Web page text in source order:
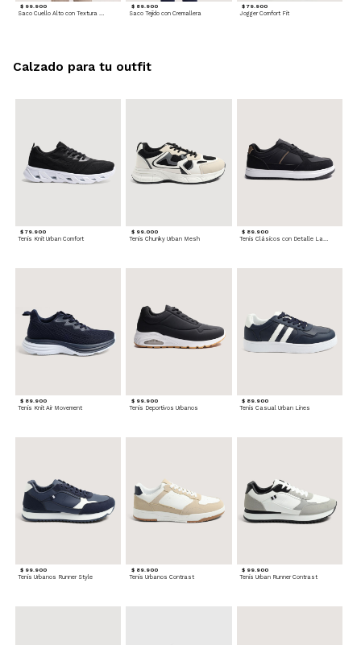
$ 99.900
Saco Cuello Alto con Textura Trenzada
$ 89.900
Saco Tejido con Cremallera
$ 79.900
Jogger Comfort Fit
$ 79.900
Tenis Knit Urban Comfort
$ 99.000
Tenis Chunky Urban Mesh
$ 89.900
Tenis Clásicos con Detalle Lateral
$ 89.900
Tenis Knit Air Movement
$ 99.900
Tenis Deportivos Urbanos
$ 89.900
Tenis Casual Urban Lines
$ 99.900
Tenis Urbanos Runner Style
$ 89.900
Tenis Urbanos Contrast
$ 99.900
Tenis Urban Runner Contrast
Calzado para tu outfit